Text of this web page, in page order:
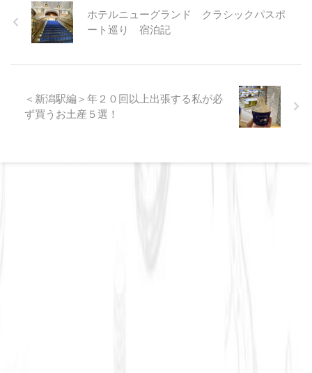
ホテルニューグランド クラシックパスポ
ート巡り 宿泊記
＜新潟駅編＞年２０回以上出張する私が必
ず買うお土産５選！